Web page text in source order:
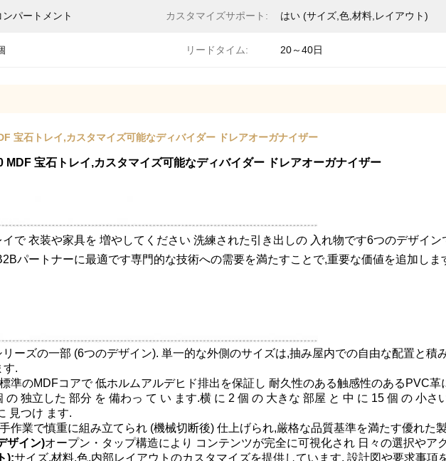
ンパートメント カスタマイズサポート: はい (サイズ,色,材料,レイアウト)
リードタイム: 20～40日
宝石トレイ,カスタマイズ可能なディバイダー ドレアオーガナイザー
MDF 宝石トレイ,カスタマイズ可能なディバイダー ドレアオーガナイザー
で 衣装や家具を 増やしてください 洗練された引き出しの 入れ物です6つのデザイ
パートナーに最適です専門的な技術への需要を満たすことで,重要な価値を追加し
リーズの一部 (6つのデザイン). 単一的な外側のサイズは,抽み屋内での自由な配置と積
す.
準のMDFコアで 低ホルムアルデヒド排出を保証し 耐久性のある触感性のあるPVC革
の 独立した 部分 を 備わっ て い ます.横 に 2 個 の 大きな 部屋 と 中 に 15 個 の 小
見つけ ます.
作業で慎重に組み立てられ (機械切断後) 仕上げられ,厳格な品質基準を満たす優れた
ザイン)オープン・タップ構造により コンテンツが完全に可視化され 日々の選択やア
):サイズ,材料,色,内部レイアウトのカスタマイズを提供しています. 設計図や要求事項